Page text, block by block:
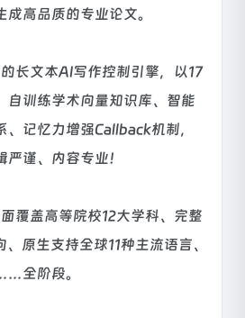
高品质的专业论文。
长文本AI写作控制引擎，以17
自训练学术向量知识库、智能
、记忆力增强Callback机制，
谨、内容专业！
覆盖高等院校12大学科、完整
原生支持全球11种主流语言、
全阶段。